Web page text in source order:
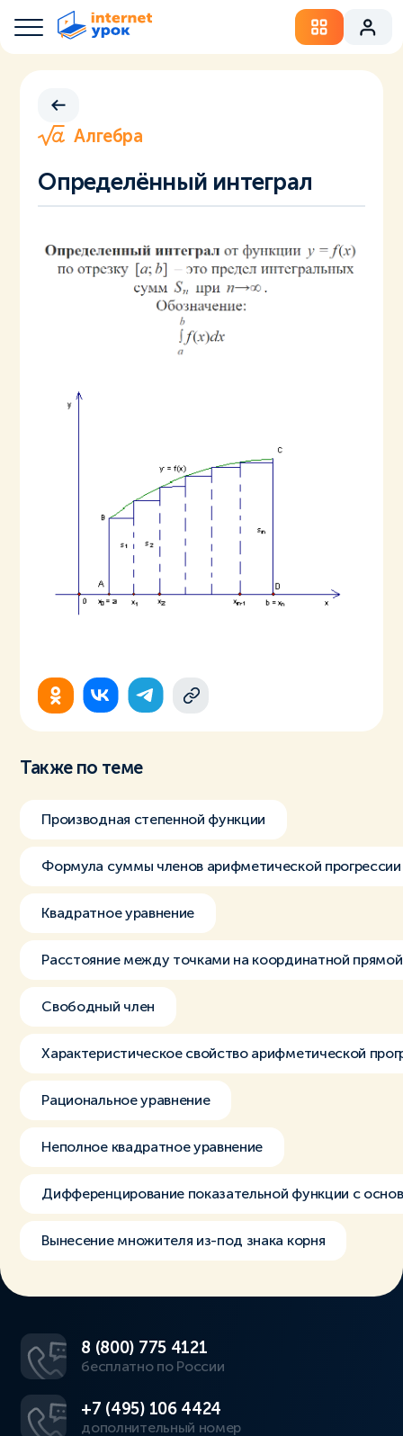
Алгебра
Определённый интеграл
Также по теме
Производная степенной функции
Формула суммы членов арифметической прогрессии
Квадратное уравнение
Расстояние между точками на координатной прямой
Свободный член
Характеристическое свойство арифметической
Рациональное уравнение
Неполное квадратное уравнение
Дифференцирование показательной функции с
Вынесение множителя из-под знака корня
8 (800) 775 4121
бесплатно по России
+7 (495) 106 4424
дополнительный номер